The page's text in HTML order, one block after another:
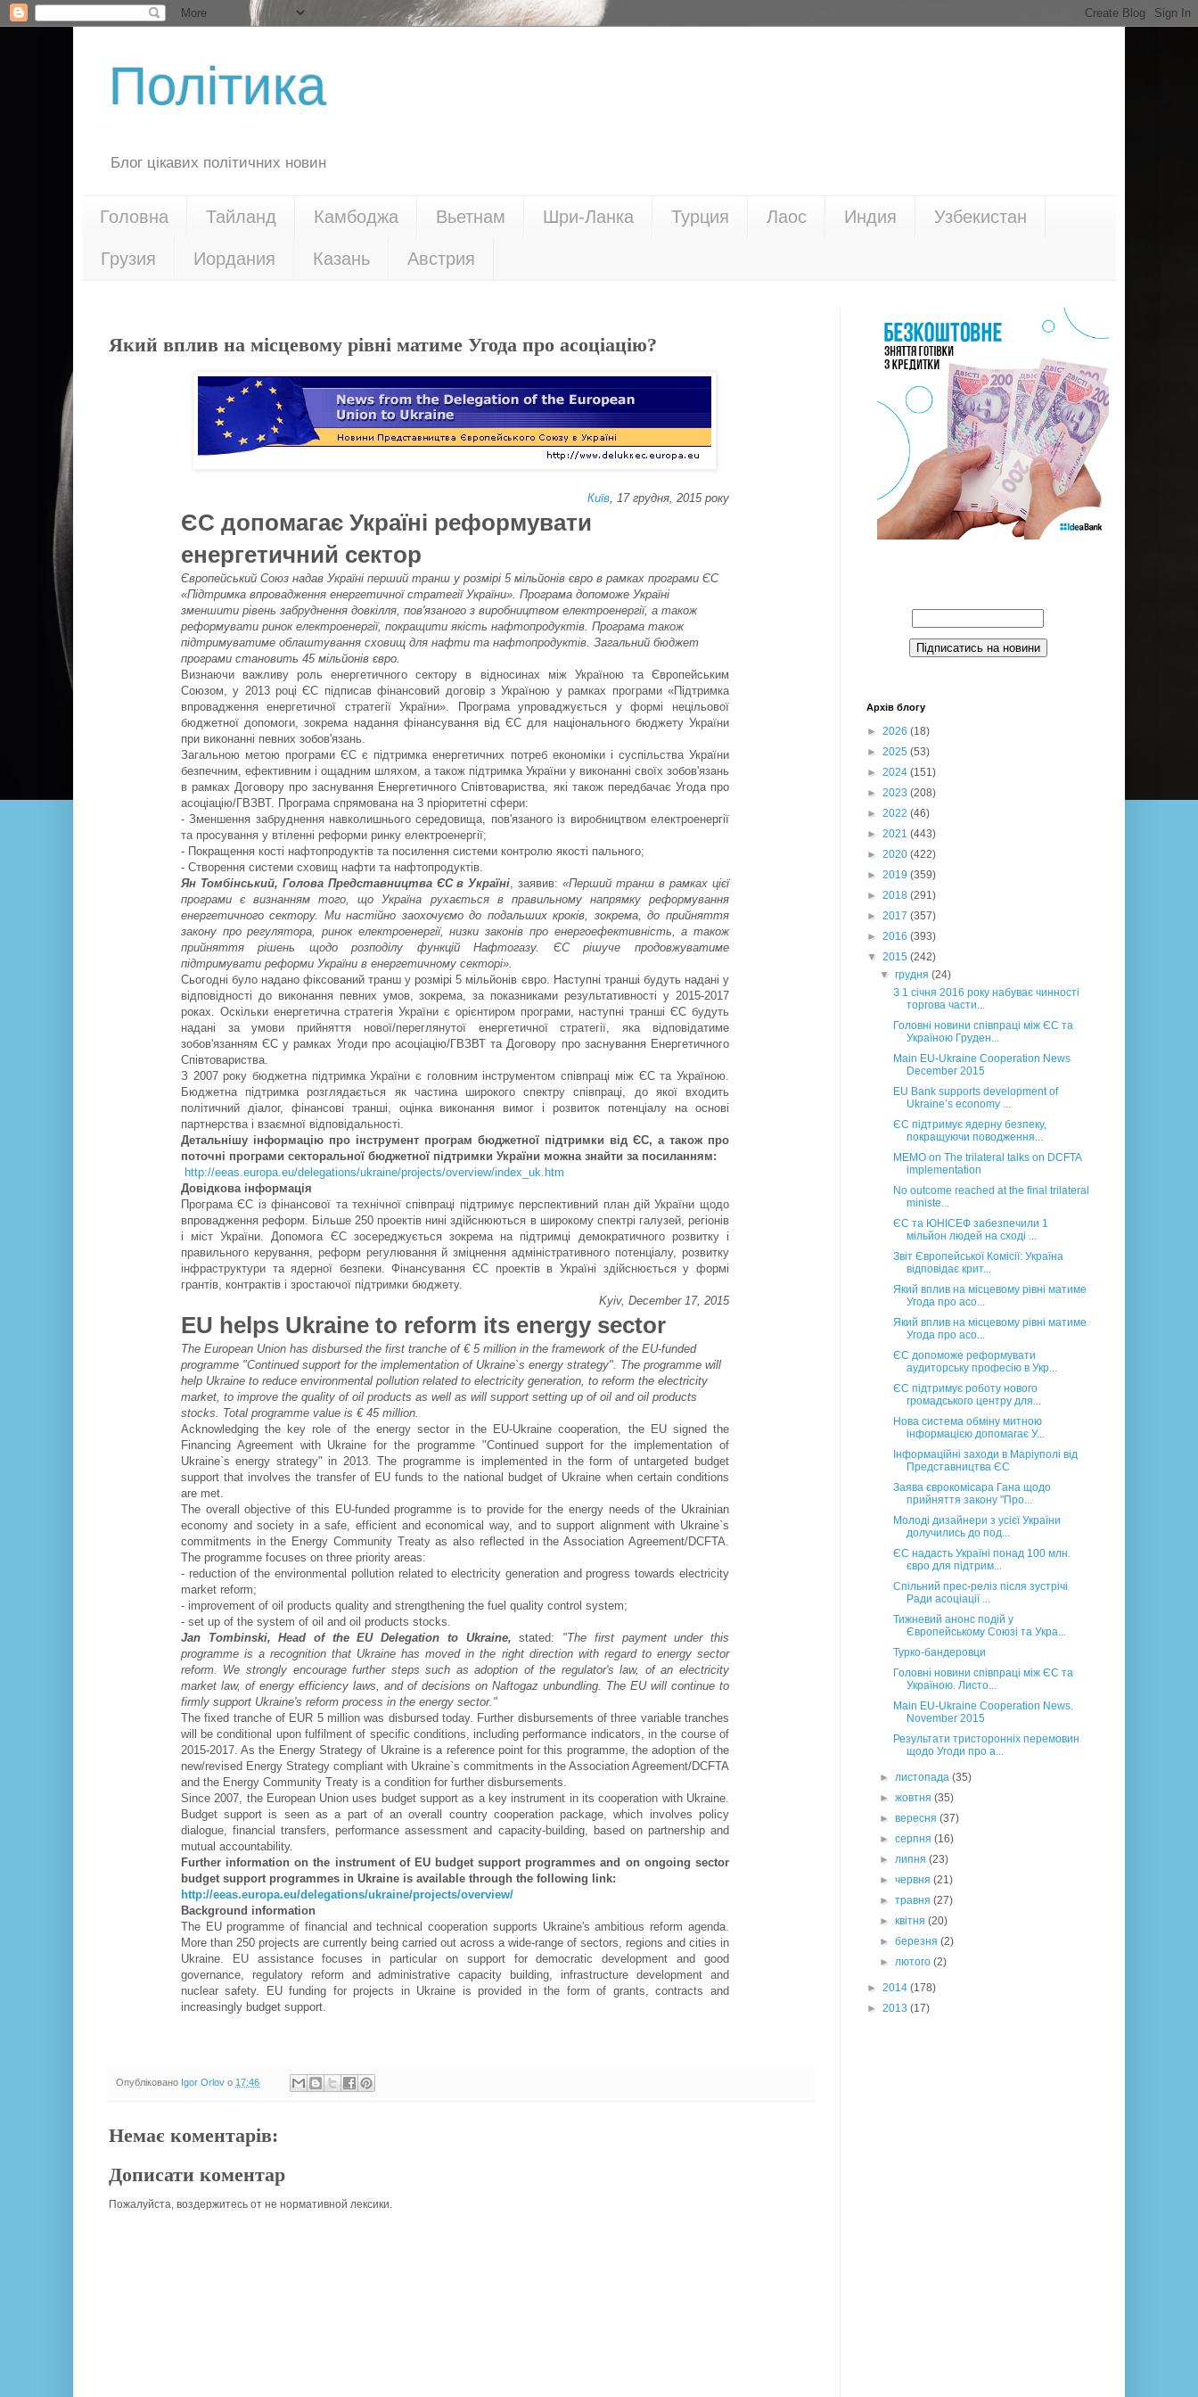
Політика
Блог цікавих політичних новин
Головна Тайланд Камбоджа Вьетнам Шри-Ланка Турция Лаос Индия Узбекистан
Грузия Иордания Казань Австрия
Який вплив на місцевому рівні матиме Угода про асоціацію?
Київ, 17грудня, 2015року
ЄС допомагає Україні реформувати
енергетичний сектор
Європейський Союз надав Україні перший транш у розмірі 5 мільйонів євро в рамках програми ЄС
«Підтримка впровадження енергетичної стратегії України». Програма допоможе Україні
зменшити рівень забруднення довкілля, пов'язаного з виробництвом електроенергії, а також
реформувати ринок електроенергії, покращити якість нафтопродуктів. Програма також
підтримуватиме облаштування сховищ для нафти та нафтопродуктів. Загальний бюджет
програми становить 45 мільйонів євро.
Визнаючи важливу роль енергетичного сектору в відносинах між Україною та Європейським
Союзом, у 2013 році ЄС підписав фінансовий договір з Україною у рамках програми «Підтримка
впровадження енергетичної стратегії України». Програма упроваджується у формі нецільової
бюджетної допомоги, зокрема надання фінансування від ЄС для національного бюджету України
при виконанні певних зобов'язань.
Загальною метою програми ЄС є підтримка енергетичних потреб економіки і суспільства України
безпечним, ефективним і ощадним шляхом, а також підтримка України у виконанні своїх зобов'язань
в рамках Договору про заснування Енергетичного Співтовариства, які також передбачає Угода про
асоціацію/ГВЗВТ. Програма спрямована на 3 пріоритетні сфери:
-Зменшення забруднення навколишнього середовища, пов'язаного із виробництвом електроенергії
та просування у втіленні реформи ринку електроенергії;
- Покращення кості нафтопродуктів та посилення системи контролю якості пального;
- Створення системи сховищ нафти та нафтопродуктів.
Ян Томбінський, Голова Представництва ЄС в Україні, заявив:«Перший транш в рамках цієї
програми є визнанням того, що Україна рухається в правильному напрямку реформування
енергетичного сектору. Ми настійно заохочуємо до подальших кроків, зокрема, до прийняття
закону про регулятора, ринок електроенергії, низки законів про енергоефективність, а також
прийняття рішень щодо розподілу функцій Нафтогазу. ЄС рішуче продовжуватиме
підтримувати реформи України в енергетичному секторі».
Сьогодні було надано фіксований транш у розмірі 5 мільйонів євро. Наступні транші будуть надані у
відповідності до виконання певних умов, зокрема, за показниками результативності у 2015-2017
роках. Оскільки енергетична стратегія України є орієнтиром програми, наступні транші ЄС будуть
надані за умови прийняття нової/переглянутої енергетичної стратегії, яка відповідатиме
зобов'язанням ЄС у рамках Угоди про асоціацію/ГВЗВТ та Договору про заснування Енергетичного
Співтовариства.
З 2007 року бюджетна підтримка України є головним інструментом співпраці між ЄС та Україною.
Бюджетна підтримка розглядається як частина широкого спектру співпраці, до якої входить
політичний діалог, фінансові транші, оцінка виконання вимог і розвиток потенціалу на основі
партнерства і взаємної відповідальності.
Детальнішу інформацію про інструмент програм бюджетної підтримки від ЄС, а також про
поточні програми секторальної бюджетної підтримки України можна знайти за посиланням:
http://eeas.europa.eu/delegations/ukraine/projects/overview/index_uk.htm
Довідкова інформація
Програма ЄС із фінансової та технічної співпраці підтримує перспективний план дій України щодо
впровадження реформ. Більше 250 проектів нині здійснюються в широкому спектрі галузей, регіонів
і міст України. Допомога ЄС зосереджується зокрема на підтримці демократичного розвитку і
правильного керування, реформ регулювання й зміцнення адміністративного потенціалу, розвитку
інфраструктури та ядерної безпеки. Фінансування ЄС проектів в Україні здійснюється у формі
грантів, контрактів і зростаючої підтримки бюджету.
Kyiv, December 17, 2015
EU helps Ukraine to reform its energy sector
The European Union has disbursed the first tranche of € 5 million in the framework of the EU-funded
programme "Continued support for the implementation of Ukraine`s energy strategy". The programme will
help Ukraine to reduce environmental pollution related to electricity generation, to reform the electricity
market, to improve the quality of oil products as well as will support setting up of oil and oil products
stocks. Total programme value is € 45 million.
Acknowledging the key role of the energy sector in the EU-Ukraine cooperation, the EU signed the
Financing Agreement with Ukraine for the programme "Continued support for the implementation of
Ukraine`s energy strategy" in 2013. The programme is implemented in the form of untargeted budget
support that involves the transfer of EU funds to the national budget of Ukraine when certain conditions
are met.
The overall objective of this EU-funded programme is to provide for the energy needs of the Ukrainian
economy and society in a safe, efficient and economical way, and to support alignment with Ukraine`s
commitments in the Energy Community Treaty as also reflected in the Association Agreement/DCFTA.
The programme focuses on three priority areas:
- reduction of the environmental pollution related to electricity generation and progress towards electricity
market reform;
- improvement of oil products quality and strengthening the fuel quality control system;
- set up of the system of oil and oil products stocks.
Jan Tombinski,
Head of the EU Delegation to Ukraine, stated: "The first payment under this
programme is a recognition that Ukraine has moved in the right direction with regard to energy sector
reform. We strongly encourage further steps such as adoption of the regulator's law, of an electricity
market law, of energy efficiency laws, and of decisions on Naftogaz unbundling. The EU will continue to
firmly support Ukraine's reform process in the energy sector."
The fixed tranche of EUR 5 million was disbursed today. Further disbursements of three variable tranches
will be conditional upon fulfilment of specific conditions, including performance indicators, in the course of
2015-2017. As the Energy Strategy of Ukraine is a reference point for this programme, the adoption of the
new/revised Energy Strategy compliant with Ukraine`s commitments in the Association Agreement/DCFTA
and the Energy Community Treaty is a condition for further disbursements.
Since 2007, the European Union uses budget support as a key instrument in its cooperation with Ukraine.
Budget support is seen as a part of an overall country cooperation package, which involves policy
dialogue, financial transfers, performance assessment and capacity-building, based on partnership and
mutual accountability.
Further information on the instrument of EU budget support programmes and on ongoing sector
budget support programmes in Ukraine is available through the following link:
http://eeas.europa.eu/delegations/ukraine/projects/overview/
Background information
The EU programme of financial and technical cooperation supports Ukraine's ambitious reform agenda.
More than 250 projects are currently being carried out across a wide-range of sectors, regions and cities in
Ukraine. EU assistance focuses in particular on support for democratic development and good
governance, regulatory reform and administrative capacity building, infrastructure development and
nuclear safety. EU funding for projects in Ukraine is provided in the form of grants, contracts and
increasingly budget support.
Опубліковано Igor Orlov о 17:46
Немає коментарів:
Дописати коментар
Пожалуйста, воздержитесь от не нормативной лексики.
Архів блогу
► 2026 (18)
► 2025 (53)
► 2024 (151)
► 2023 (208)
► 2022 (46)
► 2021 (443)
► 2020 (422)
► 2019 (359)
► 2018 (291)
► 2017 (357)
► 2016 (393)
▼ 2015 (242)
▼грудня(24)
З 1 січня 2016 року набуває чинності
торгова части...
Головні новини співпраці між ЄС та
Україною Груден...
Main EU-Ukraine Cooperation News
December 2015
EU Bank supports development of
Ukraine’s economy ...
ЄС підтримує ядерну безпеку,
покращуючи поводження...
MEMO on The trilateral talks on DCFTA
implementation
No outcome reached at the final trilateral
ministe...
ЄС та ЮНІСЕФ забезпечили 1
мільйон людей на сході ...
Звіт Європейської Комісії: Україна
відповідає крит...
Який вплив на місцевому рівні матиме
Угода про асо...
Який вплив на місцевому рівні матиме
Угода про асо...
ЄС допоможе реформувати
аудиторську професію в Укр...
ЄС підтримує роботу нового
громадського центру для...
Нова система обміну митною
інформацією допомагає У...
Інформаційні заходи в Маріуполі від
Представництва ЄС
Заява єврокомісара Гана щодо
прийняття закону "Про...
Молоді дизайнери з усієї України
долучились до под...
ЄС надасть Україні понад 100 млн.
євро для підтрим...
Спільний прес-реліз після зустрічі
Ради асоціації ...
Тижневий анонс подій у
Європейському Союзі та Укра...
Турко-бандеровци
Головні новини співпраці між ЄС та
Україною. Листо...
Main EU-Ukraine Cooperation News.
November 2015
Результати тристоронніх перемовин
щодо Угоди про а...
►листопада(35)
►жовтня(35)
►вересня(37)
►серпня(16)
►липня(23)
►червня(21)
►травня(27)
►квітня(20)
►березня(2)
►лютого(2)
► 2014 (178)
► 2013 (17)